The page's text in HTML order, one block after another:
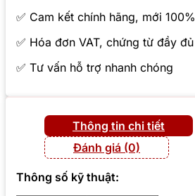
✅ Cam kết chính hãng, mới 100%
✅ Hóa đơn VAT, chứng từ đầy đủ
✅ Tư vấn hỗ trợ nhanh chóng
Thông tin chi tiết
Đánh giá (0)
Thông số kỹ thuật: